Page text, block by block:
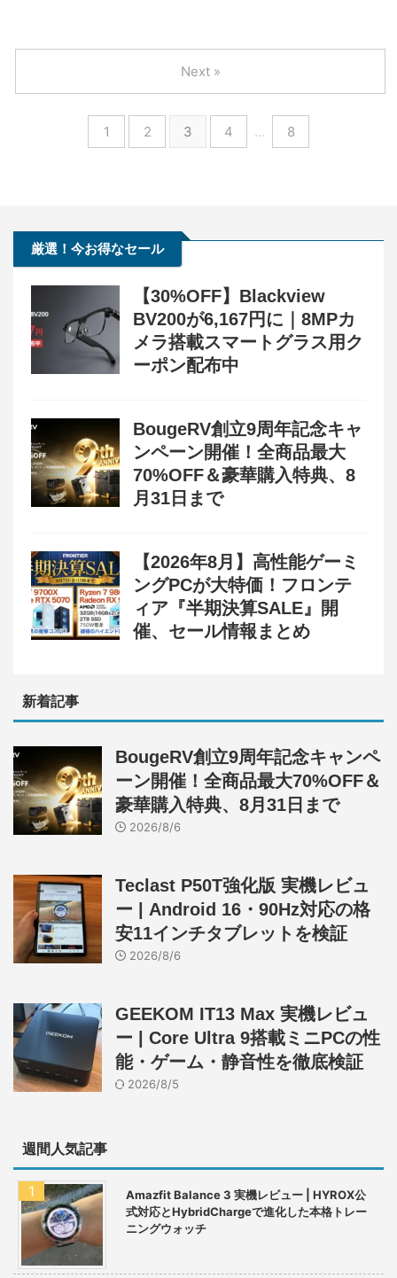
1 2 3 4 … 8
Next »
厳選！今お得なセール
【30%OFF】Blackview
BV200が6,167円に｜8MPカ
メラ搭載スマートグラス用ク
ーポン配布中
BougeRV創立9周年記念キャ
ンペーン開催！全商品最大
70%OFF＆豪華購入特典、8
月31日まで
【2026年8月】高性能ゲーミ
ングPCが大特価！フロンテ
ィア『半期決算SALE』開
催、セール情報まとめ
新着記事
BougeRV創立9周年記念キャンペ
ーン開催！全商品最大70%OFF＆
豪華購入特典、8月31日まで
2026/8/6
Teclast P50T強化版 実機レビュ
ー | Android 16・90Hz対応の格
安11インチタブレットを検証
2026/8/6
GEEKOM IT13 Max 実機レビュ
ー | Core Ultra 9搭載ミニPCの性
能・ゲーム・静音性を徹底検証
2026/8/5
週間人気記事
Amazfit Balance 3 実機レビュー | HYROX公
式対応とHybridChargeで進化した本格トレー
ニングウォッチ